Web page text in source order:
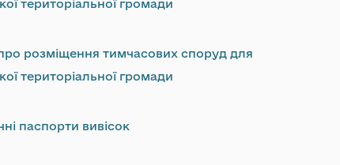
територіальної громади
розміщення тимчасових споруд для
територіальної громади
паспорти вивісок